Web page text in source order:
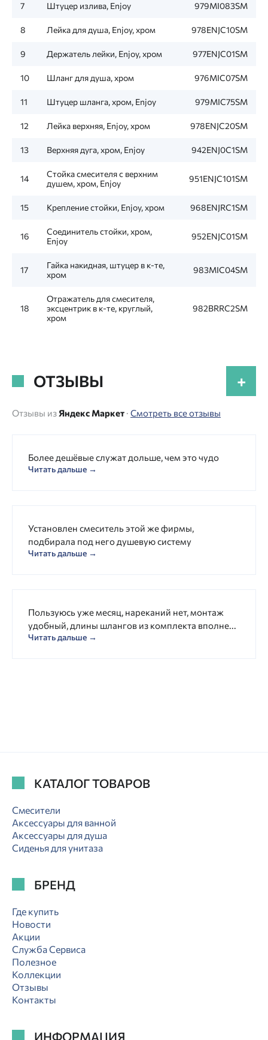
7 Штуцер излива, Enjoy 979MI083SM
8 Лейка для душа, Enjoy, хром 978ENJC10SM
9 Держатель лейки, Enjoy, хром 977ENJC01SM
10 Шланг для душа, хром 976MIC07SM
11 Штуцер шланга, хром, Enjoy 979MIC75SM
12 Лейка верхняя, Enjoy, хром 978ENJC20SM
13 Верхняя дуга, хром, Enjoy 942ENJ0C1SM
14
Стойка смесителя с верхним
душем, хром, Enjoy
951ENJC101SM
15 Крепление стойки, Enjoy, хром 968ENJRC1SM
16
Соединитель стойки, хром,
Enjoy
952ENJC01SM
17
Гайка накидная, штуцер в к-те,
хром
983MIC04SM
18
Отражатель для смесителя,
эксцентрик в к-те, круглый,
хром
982BRRC2SM
ОТЗЫВЫ +
Отзывы из Яндекс Маркет · Смотреть все отзывы
Более дешёвые служат дольше, чем это чудо
Читать дальше →
Установлен смеситель этой же фирмы,
подбирала под него душевую систему
Читать дальше →
Пользуюсь уже месяц, нареканий нет, монтаж
удобный, длины шлангов из комплекта вполне...
Читать дальше →
КАТАЛОГ ТОВАРОВ
Смесители
Аксессуары для ванной
Аксессуары для душа
Сиденья для унитаза
БРЕНД
Где купить
Новости
Акции
Служба Сервиса
Полезное
Коллекции
Отзывы
Контакты
ИНФОРМАЦИЯ